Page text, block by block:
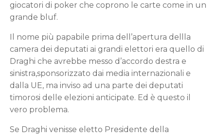
giocatori di poker che coprono le carte come in un
grande bluf.
Il nome più papabile prima dell’apertura dellla
camera dei deputati ai grandi elettori era quello di
Draghi che avrebbe messo d’accordo destra e
sinistra,sponsorizzato dai media internazionali e
dalla UE, ma inviso ad una parte dei deputati
timorosi delle elezioni anticipate. Ed è questo il
vero problema.
Se Draghi venisse eletto Presidente della